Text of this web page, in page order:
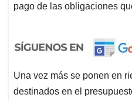
pago de las obligaciones
Una vez más se ponen en
destinados en el